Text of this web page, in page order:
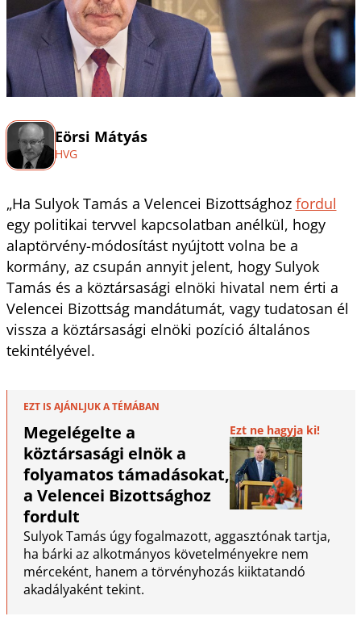
Eörsi Mátyás
HVG
„Ha Sulyok Tamás a Velencei Bizottsághoz fordul
egy politikai tervvel kapcsolatban anélkül, hogy
alaptörvény-módosítást nyújtott volna be a
kormány, az csupán annyit jelent, hogy Sulyok
Tamás és a köztársasági elnöki hivatal nem érti a
Velencei Bizottság mandátumát, vagy tudatosan él
vissza a köztársasági elnöki pozíció általános
tekintélyével.
EZT IS AJÁNLJUK A TÉMÁBAN
Megelégelte a
köztársasági elnök a
folyamatos támadásokat,
a Velencei Bizottsághoz
fordult
Ezt ne hagyja ki!
Sulyok Tamás úgy fogalmazott, aggasztónak tartja,
ha bárki az alkotmányos követelményekre nem
mérceként, hanem a törvényhozás kiiktatandó
akadályaként tekint.